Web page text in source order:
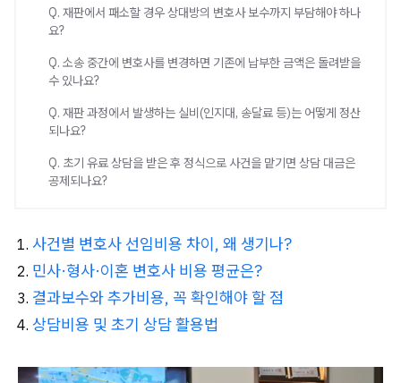
Q. 재판에서 패소할 경우 상대방의 변호사 보수까지 부담해야 하나
요?
Q. 소송 중간에 변호사를 변경하면 기존에 납부한 금액은 돌려받을
수 있나요?
Q. 재판 과정에서 발생하는 실비(인지대, 송달료 등)는 어떻게 정산
되나요?
Q. 초기 유료 상담을 받은 후 정식으로 사건을 맡기면 상담 대금은
공제되나요?
사건별 변호사 선임비용 차이, 왜 생기나?
민사·형사·이혼 변호사 비용 평균은?
결과보수와 추가비용, 꼭 확인해야 할 점
상담비용 및 초기 상담 활용법